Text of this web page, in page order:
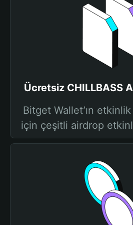
Ücretsiz CHILLBASS
Bitget Wallet’ın
için çeşitli airdrop